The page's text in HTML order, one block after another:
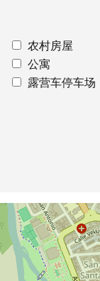
农村房屋
公寓
露营车停车场